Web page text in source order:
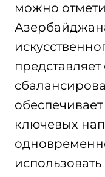
можно
ключевых